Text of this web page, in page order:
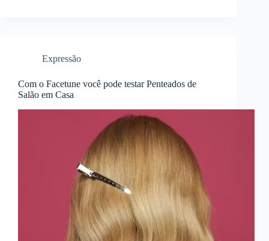
Expressão
Com o Facetune você pode testar Penteados de
Salão em Casa